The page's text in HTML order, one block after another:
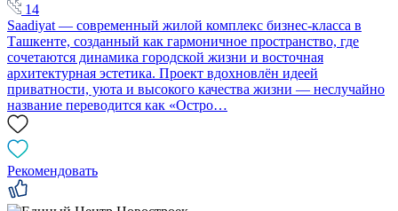
14
Saadiyat — современный жилой комплекс бизнес-класса в
Ташкенте, созданный как гармоничное пространство, где
сочетаются динамика городской жизни и восточная
архитектурная эстетика. Проект вдохновлён идеей
приватности, уюта и высокого качества жизни — неслучайно
название переводится как «Остро…
Рекомендовать